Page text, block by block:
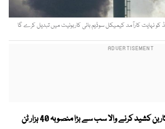
برطانیہ کا کاربن کشید کرنے والا سب سے بڑا منصوبہ 40 ہزار ٹن